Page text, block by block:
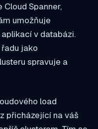
Cloud Spanner,
umožňuje
v databázi.
jako
spravuje a
load
přicházející na váš